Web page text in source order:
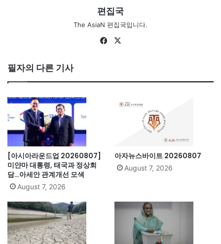
편집국
The AsiaN 편집국입니다.
Fa
필자의 다른 기사
[아시아라운드업 20260807]
미얀마 대통령, 태국과 정상회
담…아세안 관계개선 모색
August 7, 2026
아자뉴스바이트 20260807
August 7, 2026